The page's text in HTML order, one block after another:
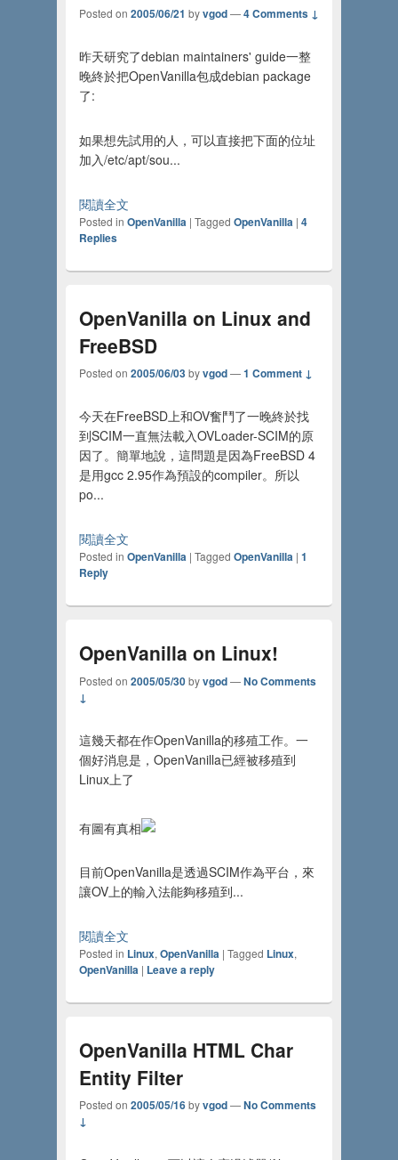
Posted on 2005/06/21 byvgod—4 Comments ↓
昨天研究了debian maintainers' guide一整
晚終於把OpenVanilla包成debian package
了:
如果想先試用的人，可以直接把下面的位址
加入/etc/apt/sou...
閱讀全文
Posted in OpenVanilla | Tagged OpenVanilla | 4
Replies
OpenVanilla on Linux and
FreeBSD
Posted on 2005/06/03byvgod—1 Comment ↓
今天在FreeBSD上和OV奮鬥了一晚終於找
到SCIM一直無法載入OVLoader-SCIM的原
因了。簡單地說，這問題是因為FreeBSD 4
是用gcc 2.95作為預設的compiler。所以
po...
閱讀全文
Posted in OpenVanilla | Tagged OpenVanilla | 1
Reply
OpenVanilla on Linux!
Posted on 2005/05/30byvgod—No Comments
↓
這幾天都在作OpenVanilla的移殖工作。一
個好消息是，OpenVanilla已經被移殖到
Linux上了
有圖有真相
目前OpenVanilla是透過SCIM作為平台，來
讓OV上的輸入法能夠移殖到...
閱讀全文
Posted in Linux, OpenVanilla | Tagged Linux,
OpenVanilla | Leave a reply
OpenVanilla HTML Char
Entity Filter
Posted on 2005/05/16byvgod—No Comments
↓